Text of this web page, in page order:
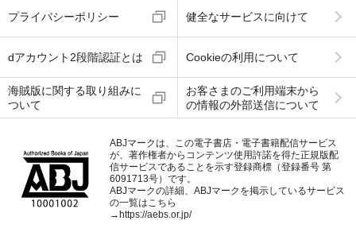
プライバシーポリシー 健全なサービスに向けて
dアカウント2段階認証とは Cookieの利用について
海賊版に関する取り組みに
ついて
お客さまのご利用端末から
の情報の外部送信について
ABJマークは、この電子書店・電子書籍配信サービス
が、著作権者からコンテンツ使用許諾を得た正規版配
信サービスであることを示す登録商標（登録番号 第
6091713号）です。
ABJマークの詳細、ABJマークを掲示しているサービス
の一覧はこちら
→https://aebs.or.jp/